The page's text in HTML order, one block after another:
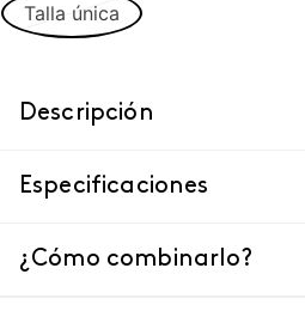
Talla única
Descripción
Especificaciones
¿Cómo combinarlo?